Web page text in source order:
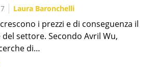
Laura Baronchelli
i prezzi e di conseguenza il
settore. Secondo Avril Wu,
di…